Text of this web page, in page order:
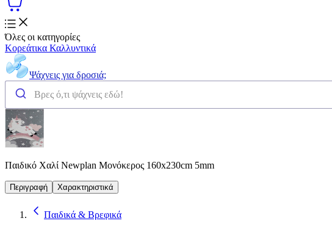
Όλες οι κατηγορίες
Κορεάτικα Καλλυντικά
Ψάχνεις για δροσιά;
Παιδικό Χαλί Newplan Μονόκερος 160x230cm 5mm
Περιγραφή Χαρακτηριστικά
Παιδικά & Βρεφικά